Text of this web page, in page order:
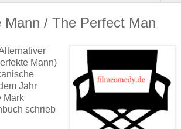
Mann / The Perfect Man
Mann)
Jahr
Mark
schrieb